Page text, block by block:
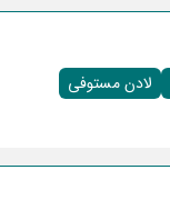
لادن مستوفی